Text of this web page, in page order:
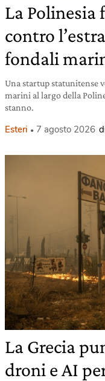
La Polinesia
contro
fondali
Una startup statunitense
marini al largo della
stanno.
Esteri 7 agosto 2026
La Grecia
droni e AI